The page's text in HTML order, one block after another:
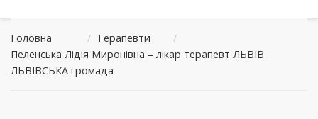
Головна / Терапевти
/
Пеленська Лідія Миронівна – лікар терапевт ЛЬВІВ
ЛЬВІВСЬКА громада